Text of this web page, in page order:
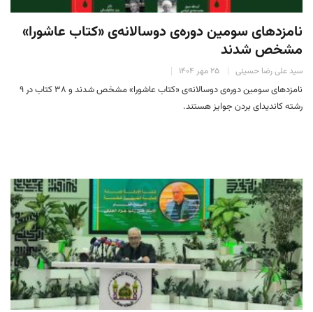
نامزدهای سومین دوره‌ی دوسالانه‌ی «کتاب عاشورا»
مشخص شدند
سید علی رضا حسینی ۲۵ مهر ۱۴۰۴
نامزدهای سومین دوره‌ی دوسالانه‌ی «کتاب عاشورا» مشخص شدند و ۳۸ کتاب در ۹
رشته کاندیدای بردن جوایز هستند.